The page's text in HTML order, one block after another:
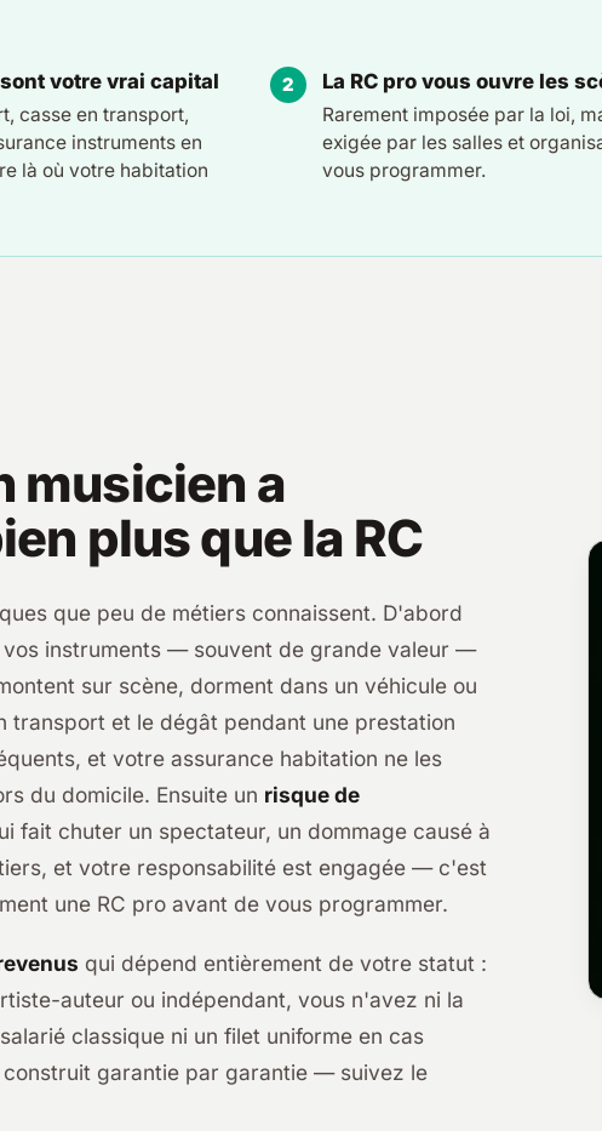
votre vrai capital
casse en transport,
instruments en
là où votre habitation
La RC pro vous ouvre les
Rarement imposée par la loi,
exigée par les salles et
vous programmer.
musicien a
plus que la RC
que peu de métiers connaissent. D'abord
vos instruments — souvent de grande valeur —
sur scène, dorment dans un véhicule ou
transport et le dégât pendant une prestation
et votre assurance habitation ne les
du domicile. Ensuite un risque de
fait chuter un spectateur, un dommage causé à
et votre responsabilité est engagée — c'est
une RC pro avant de vous programmer.
qui dépend entièrement de votre statut :
auteur ou indépendant, vous n'avez ni la
classique ni un filet uniforme en cas
garantie par garantie — suivez le